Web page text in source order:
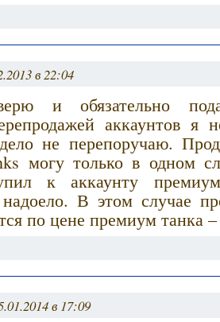
в 22:04
и обязательно
аккаунтов я
не перепоручаю.
могу только в одном
к аккаунту
В этом случае
по цене премиум танка
в 17:09